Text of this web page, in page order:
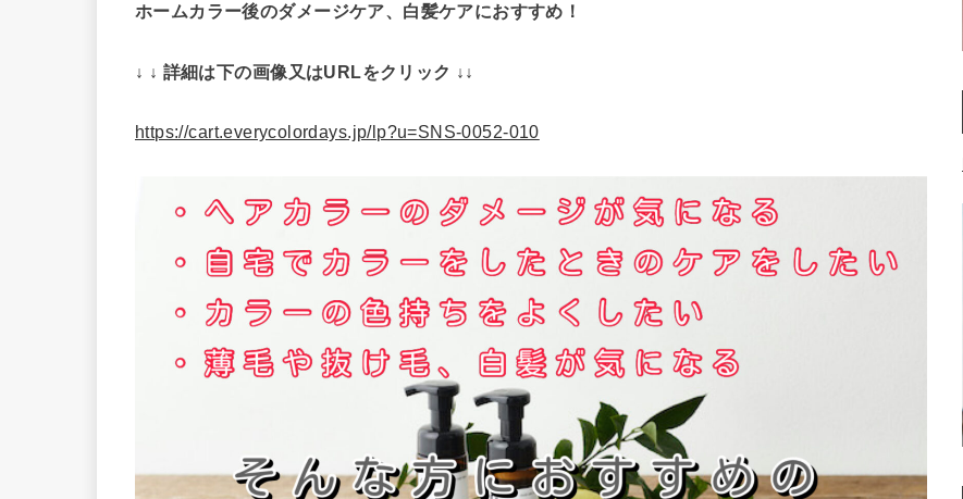
ホームカラー後のダメージケア、白髪ケアにおすすめ！
↓ ↓ 詳細は下の画像又はURLをクリック ↓↓
https://cart.everycolordays.jp/lp?u=SNS-0052-010